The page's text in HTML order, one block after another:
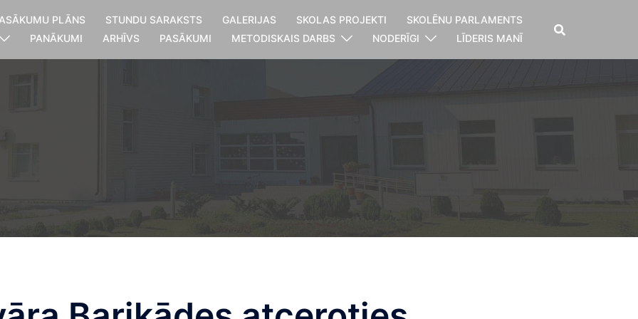
PLĀNS STUNDU SARAKSTS GALERIJAS SKOLAS PROJEKTI
SKOLĒNU PARLAMENTS
PANĀKUMI ARHĪVS PASĀKUMI METODISKAIS DARBS NODERĪGI LĪDERIS MANĪ